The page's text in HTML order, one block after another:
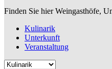
Finden Sie hier Weingasthöfe,
Kulinarik
Unterkunft
Veranstaltung